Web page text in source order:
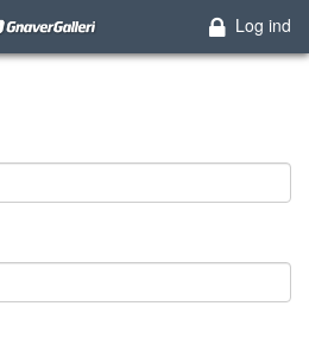
Log ind